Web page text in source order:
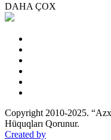
DAHA ÇOX
Copyright 2010-2025.
Hüquqları Qorunur.
Created by